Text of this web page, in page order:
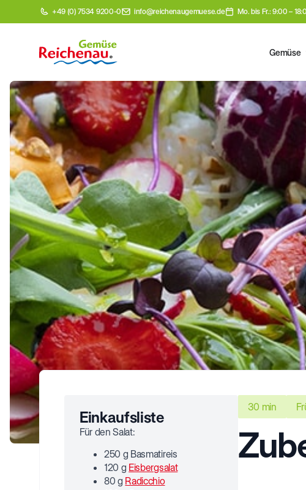
+49 (0) 7534 9200-0 info@reichenaugemuese.de Mo. bis Fr.: 9:00 –
Gemüse
Einkaufsliste
Für den Salat:
250 g Basmatireis
120 g Eisbergsalat
80 g Radicchio
30 min